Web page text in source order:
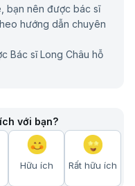
bạn nên được bác sĩ
hướng dẫn chuyên
Bác sĩ Long Châu hỗ
với bạn?
Hữu ích Rất hữu ích